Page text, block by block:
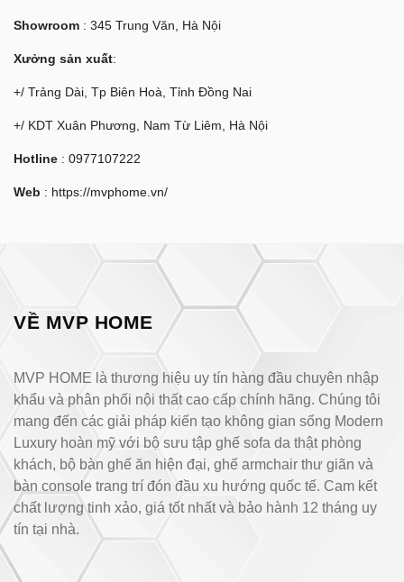
Showroom : 345 Trung Văn, Hà Nội
Xưởng sản xuất:
+/ Trảng Dài, Tp Biên Hoà, Tỉnh Đồng Nai
+/ KDT Xuân Phương, Nam Từ Liêm, Hà Nội
Hotline : 0977107222
Web : https://mvphome.vn/
VỀ MVP HOME
MVP HOME là thương hiệu uy tín hàng đầu chuyên nhập
khẩu và phân phối nội thất cao cấp chính hãng. Chúng tôi
mang đến các giải pháp kiến tạo không gian sống Modern
Luxury hoàn mỹ với bộ sưu tập ghế sofa da thật phòng
khách, bộ bàn ghế ăn hiện đại, ghế armchair thư giãn và
bàn console trang trí đón đầu xu hướng quốc tế. Cam kết
chất lượng tinh xảo, giá tốt nhất và bảo hành 12 tháng uy
tín tại nhà.